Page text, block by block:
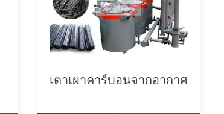
เตาเผาคาร์บอนจากอากาศ